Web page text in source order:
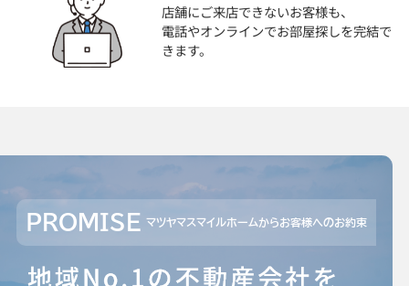
店舗にご来店できないお客様も、
電話やオンラインでお部屋探しを完結で
きます。
PROMISE マツヤマスマイルホームからお客様へのお約束